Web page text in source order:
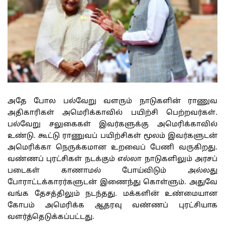
அதே போல பல்வேறு வளரும் நாடுகளின் ராணுவ
அதிகாரிகள் அமெரிக்காவில் பயிற்சி பெற்றவர்கள்.
பல்வேறு சலுகைகள் இவர்களுக்கு அமெரிக்காவில்
உண்டு. கூட்டு ராணுவப் பயிற்சிகள் மூலம் இவர்களுடன்
அமெரிக்கா நெருக்கமான உறவைப் பேணி வருகிறது.
வண்ணப் புரட்சிகள் நடக்கும் எல்லா நாடுகளிலும் அரசப்
படைகள் காணாமல் போய்விடும் அல்லது
போராட்டக்காரர்களுடன் இணைந்து கொள்ளும். அதுவே
வங்க தேசத்திலும் நடந்தது. மக்களின் உண்மையான
கோபம் அமெரிக்க ஆதரவு வண்ணப் புரட்சியாக
வளர்த்தெடுக்கப்பட்டது.